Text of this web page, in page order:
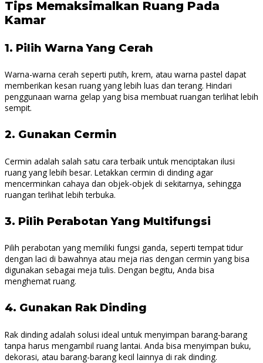
Tips Memaksimalkan Ruang Pada
Kamar
1. Pilih Warna Yang Cerah
Warna-warna cerah seperti putih, krem, atau warna pastel dapat
memberikan kesan ruang yang lebih luas dan terang. Hindari
penggunaan warna gelap yang bisa membuat ruangan terlihat lebih
sempit.
2. Gunakan Cermin
Cermin adalah salah satu cara terbaik untuk menciptakan ilusi
ruang yang lebih besar. Letakkan cermin di dinding agar
mencerminkan cahaya dan objek-objek di sekitarnya, sehingga
ruangan terlihat lebih terbuka.
3. Pilih Perabotan Yang Multifungsi
Pilih perabotan yang memiliki fungsi ganda, seperti tempat tidur
dengan laci di bawahnya atau meja rias dengan cermin yang bisa
digunakan sebagai meja tulis. Dengan begitu, Anda bisa
menghemat ruang.
4. Gunakan Rak Dinding
Rak dinding adalah solusi ideal untuk menyimpan barang-barang
tanpa harus mengambil ruang lantai. Anda bisa menyimpan buku,
dekorasi, atau barang-barang kecil lainnya di rak dinding.